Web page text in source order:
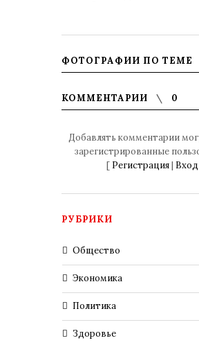
ФОТОГРАФИИ ПО ТЕМЕ
КОММЕНТАРИИ 0
Добавлять комментарии
зарегистрированные
[ Регистрация| Вход
РУБРИКИ
Общество
Экономика
Политика
Здоровье